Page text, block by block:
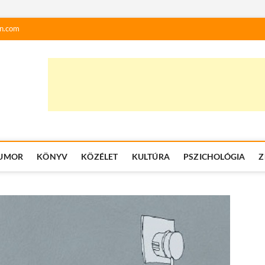
KÖNYV KÖZÉLET KULTÚRA PSZICHOLÓGIA